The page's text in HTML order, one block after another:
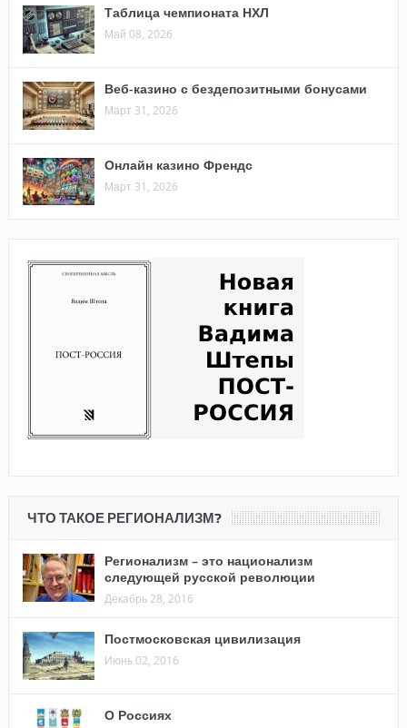
Таблица чемпионата НХЛ
Май 08, 2026
Веб-казино с бездепозитными бонусами
Март 31, 2026
Онлайн казино Френдс
Март 31, 2026
ЧТО ТАКОЕ РЕГИОНАЛИЗМ?
Регионализм – это национализм
следующей русской революции
Декабрь 28, 2016
Постмосковская цивилизация
Июнь 02, 2016
О Россиях